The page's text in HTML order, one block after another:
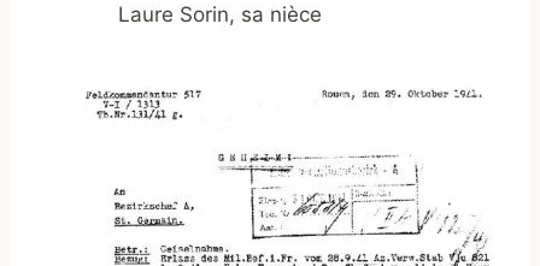
Laure Sorin, sa nièce